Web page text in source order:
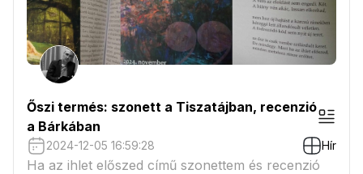
Őszi termés: szonett a Tiszatájban, recenzió
a Bárkában
2024-12-05 16:59:28 Hír
Ha az ihlet előszed című szonettem és recenzió